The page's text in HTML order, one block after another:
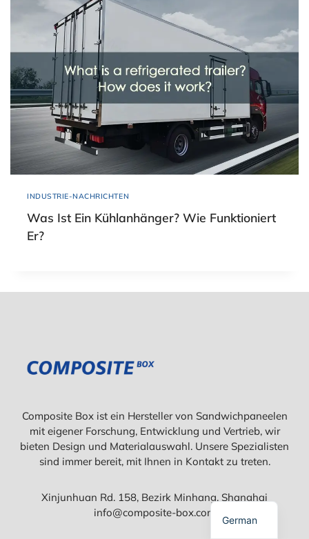
INDUSTRIE-NACHRICHTEN
Was Ist Ein Kühlanhänger? Wie Funktioniert
Er?
Composite Box ist ein Hersteller von Sandwichpaneelen
mit eigener Forschung, Entwicklung und Vertrieb, wir
bieten Design und Materialauswahl. Unsere Spezialisten
sind immer bereit, mit Ihnen in Kontakt zu treten.
Xinjunhuan Rd. 158, Bezirk Minhang, Shanghai
info@composite-box.com
German
English
Japanese
Korean